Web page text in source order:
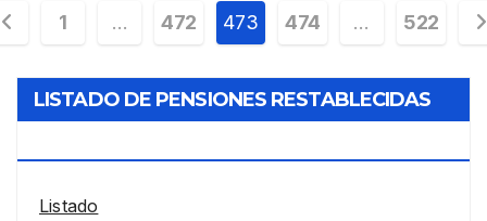
1 … 472 473 474 … 522
LISTADO DE PENSIONES RESTABLECIDAS
Listado